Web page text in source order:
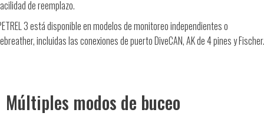
de reemplazo.
3 está disponible en modelos de monitoreo independientes o
incluidas las conexiones de puerto DiveCAN, AK de 4 pines y Fischer.
Múltiples modos de buceo